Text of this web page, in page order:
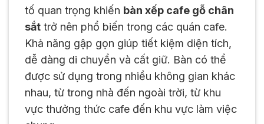
tố quan trọng khiến bàn xếp cafe gỗ chân
sắt trở nên phổ biến trong các quán cafe.
Khả năng gập gọn giúp tiết kiệm diện tích,
dễ dàng di chuyển và cất giữ. Bàn có thể
được sử dụng trong nhiều không gian khác
nhau, từ trong nhà đến ngoài trời, từ khu
vực thưởng thức cafe đến khu vực làm việc